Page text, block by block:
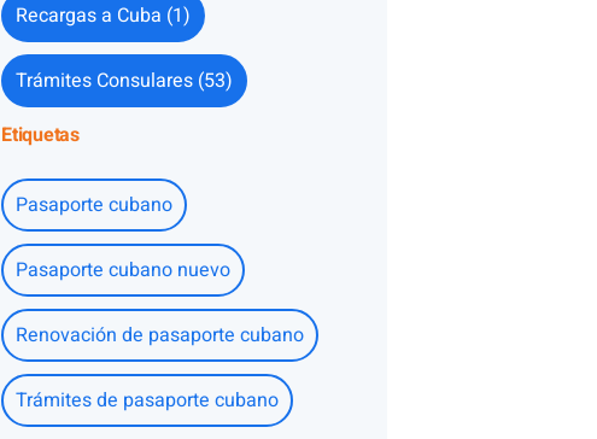
Recargas a Cuba (1)
Trámites Consulares (53)
Etiquetas
Pasaporte cubano
Pasaporte cubano nuevo
Renovación de pasaporte cubano
Trámites de pasaporte cubano